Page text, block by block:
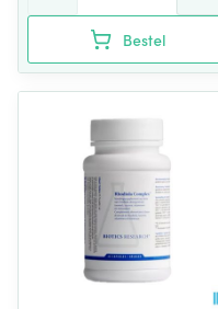
Bestel